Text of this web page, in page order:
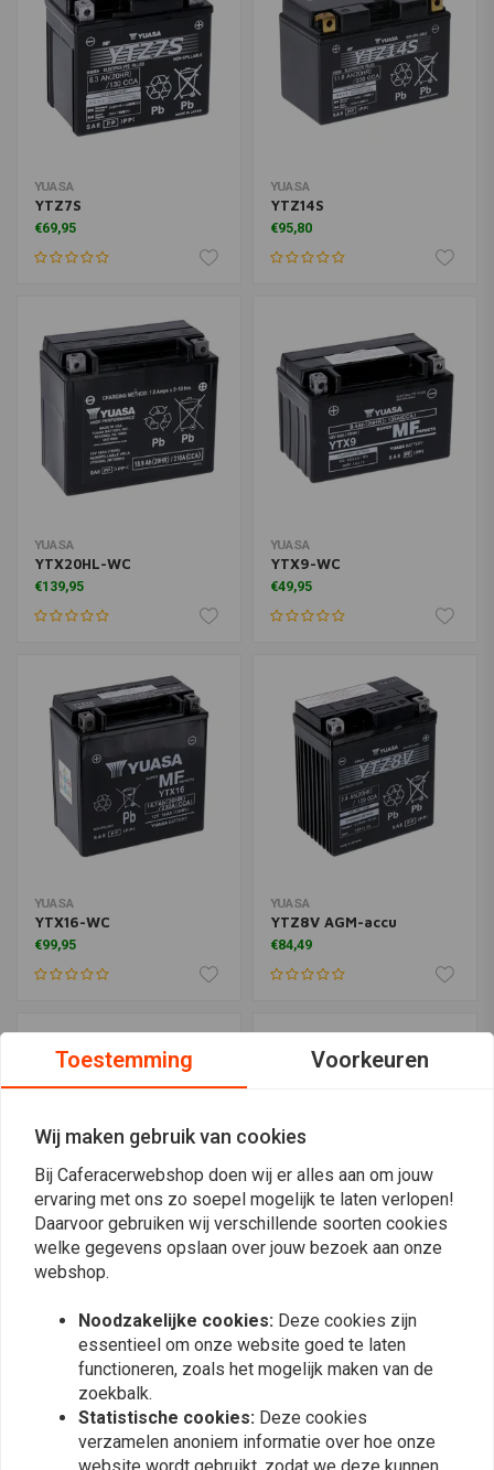
YUASA
YTZ7S
€69,95
YUASA
YTZ14S
€95,80
YUASA
YTX20HL-WC
€139,95
YUASA
YTX9-WC
€49,95
YUASA
YTX16-WC
€99,95
YUASA
YTZ8V AGM-accu
€84,49
NITRO
YT9B-4 AGM-accu
NITRO
Toestemming Voorkeuren
Wij maken gebruik van cookies
Bij Caferacerwebshop doen wij er alles aan om jouw
ervaring met ons zo soepel mogelijk te laten verlopen!
Daarvoor gebruiken wij verschillende soorten cookies
welke gegevens opslaan over jouw bezoek aan onze
webshop.
Noodzakelijke cookies: Deze cookies zijn
essentieel om onze website goed te laten
functioneren, zoals het mogelijk maken van de
zoekbalk.
Statistische cookies: Deze cookies
verzamelen anoniem informatie over hoe onze
website wordt gebruikt, zodat we deze kunnen